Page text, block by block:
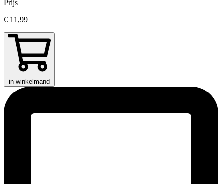
Prijs
€ 11,99
in winkelmand